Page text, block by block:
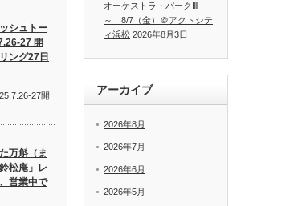
シュトー
27 開
ング27日
27開
万斛（ま
松庵」レ
営業中で
オーケストラ・パークⅢ
～ 8/7（金）＠アクトシテ
ィ浜松 2026年8月3日
アーカイブ
2026年8月
2026年7月
2026年6月
2026年5月